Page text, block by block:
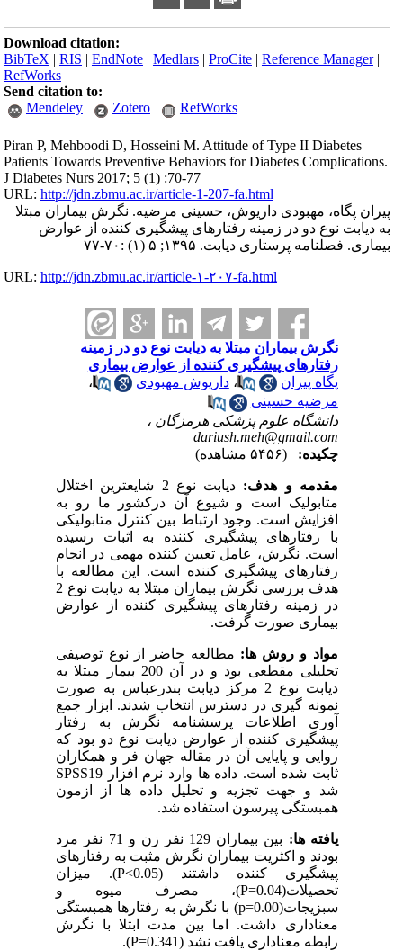
Download citation:
BibTeX |RIS |EndNote |Medlars |ProCite |Reference Manager
RefWorks
Send citation to:
Mendeley
Zotero RefWorks
Piran P, Mehboodi D, Hosseini M. Attitude of Type II Diabetes
Patients Towards Preventive Behaviors for Diabetes Complications.
J Diabetes Nurs 2017; 5 (1) :70-77
URL:http://jdn.zbmu.ac.ir/article-1-207-fa.html
پیران پگاه، مهبودی داریوش، حسینی مرضیه. نگرش بیماران مبتلا
به دیابت نوع دو در زمینه رفتارهای پیشگیری کننده از عوارض
بیماری. فصلنامه پرستاری دیابت. ۱۳۹۵; ۵ (۱) :۷۰-۷۷
URL:http://jdn.zbmu.ac.ir/article-۱-۲۰۷-fa.html
نگرش بیماران مبتلا به دیابت نوع دو در زمینه
رفتارهای پیشگیری کننده از عوارض بیماری
پگاه پیران
،داریوش مهبودی
،
مرضیه حسینی
دانشگاه علوم پزشکی هرمزگان ،
dariush.meh@gmail.com
چکیده:
مقدمه و هدف:
دیابت نوع 2 شایعترین اختلال
متابولیک است و شیوع آن درکشور ما رو به
افزایش است. وجود ارتباط بین کنترل متابولیکی
با رفتارهای پیشگیری کننده به اثبات رسیده
است. نگرش، عامل تعیین کننده مهمی در انجام
رفتارهای پیشگیری کننده است. این مطالعه با
هدف بررسی نگرش بیماران مبتلا به دیابت نوع 2
در زمینه رفتارهای پیشگیری کننده از عوارض
بیماری صورت گرفت.
مواد و روش ها:مطالعه حاضر از نوع توصیفی
تحلیلی مقطعی بود و در آن 200 بیمار مبتلا به
دیابت نوع 2 مرکز دیابت بندرعباس به صورت
نمونه گیری در دسترس انتخاب شدند. ابزار جمع
آوری اطلاعات پرسشنامه نگرش به رفتار
پیشگیری کننده از عوارض دیابت نوع دو بود که
روایی و پایایی آن در مقاله جهان فر و همکاران
ثابت شده است. داده ها وارد نرم افزار SPSS19
شد و جهت تجزیه و تحلیل داده ها از ازمون
همبستگی پیرسون استفاده شد.
یافته ها:
بین بیماران 129 نفر زن و 71 نفر مرد
بودند و اکثریت بیماران نگرش مثبت به رفتارهای
پیشگیری کننده داشتند
(P<0.05). میزان
تحصیلات(P=0.04)، مصرف میوه و
سبزیجات(p=0.00)با نگرش به رفتارها همبستگی
معناداری داشت. اما بین مدت ابتلا با نگرش
رابطه معناداری یافت نشد(P=0.341)
.